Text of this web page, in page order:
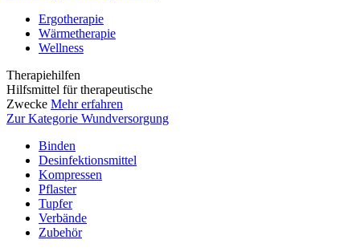
Ergotherapie
Wärmetherapie
Wellness
Therapiehilfen
Hilfsmittel für therapeutische
Zwecke Mehr erfahren
Zur Kategorie Wundversorgung
Binden
Desinfektionsmittel
Kompressen
Pflaster
Tupfer
Verbände
Zubehör